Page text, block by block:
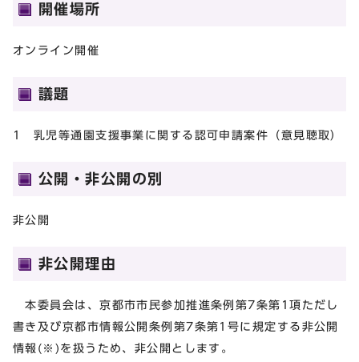
開催場所
オンライン開催
議題
1 乳児等通園支援事業に関する認可申請案件（意見聴取）
公開・非公開の別
非公開
非公開理由
本委員会は、京都市市民参加推進条例第7条第1項ただし
書き及び京都市情報公開条例第7条第1号に規定する非公開
情報(※)を扱うため、非公開とします。